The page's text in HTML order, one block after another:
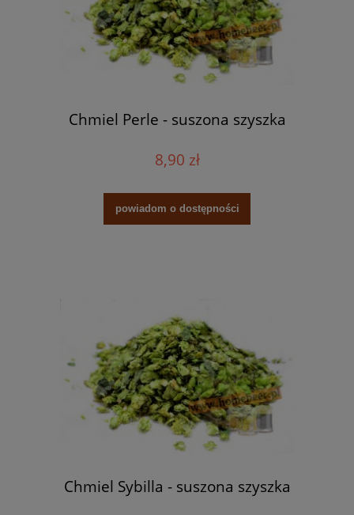
Chmiel Perle - suszona szyszka
8,90 zł
powiadom o dostępności
Chmiel Sybilla - suszona szyszka